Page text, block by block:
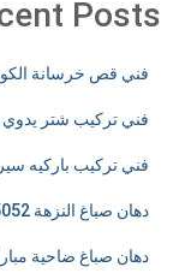
Posts
فني قص خرسانة الكويت 65932555 مقاول قص
فني تركيب شتر يدوي وكهربائي
فني تركيب باركيه سيراميك الكويت
دهان صباغ النزهة 66405052 معلم صباغ و تركيب ورق جدران